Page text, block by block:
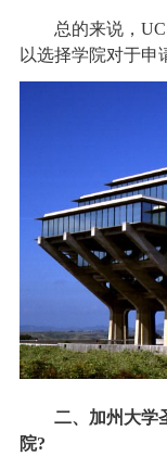
总的来说，
以选择学院对于申
二、加州大学圣
院?